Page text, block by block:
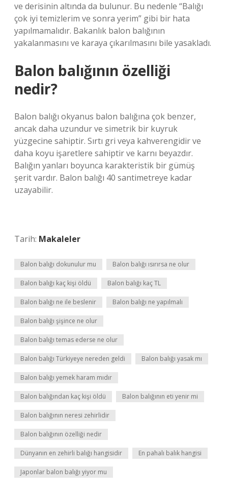
ve derisinin altında da bulunur. Bu nedenle “Balığı
çok iyi temizlerim ve sonra yerim” gibi bir hata
yapılmamalıdır. Bakanlık balon balığının
yakalanmasını ve karaya çıkarılmasını bile yasakladı.
Balon balığının özelliği
nedir?
Balon balığı okyanus balon balığına çok benzer,
ancak daha uzundur ve simetrik bir kuyruk
yüzgecine sahiptir. Sırtı gri veya kahverengidir ve
daha koyu işaretlere sahiptir ve karnı beyazdır.
Balığın yanları boyunca karakteristik bir gümüş
şerit vardır. Balon balığı 40 santimetreye kadar
uzayabilir.
Tarih: Makaleler
Balon balığı dokunulur mu Balon balığı ısırırsa ne olur
Balon balığı kaç kişi öldü Balon balığı kaç TL
Balon balığı ne ile beslenir Balon balığı ne yapılmalı
Balon balığı şişince ne olur
Balon balığı temas ederse ne olur
Balon balığı Türkiyeye nereden geldi Balon balığı yasak mı
Balon balığı yemek haram mıdır
Balon balığından kaç kişi öldü Balon balığının eti yenir mi
Balon balığının neresi zehirlidir
Balon balığının özelliği nedir
Dünyanın en zehirli balığı hangisidir En pahalı balık hangisi
Japonlar balon balığı yiyor mu